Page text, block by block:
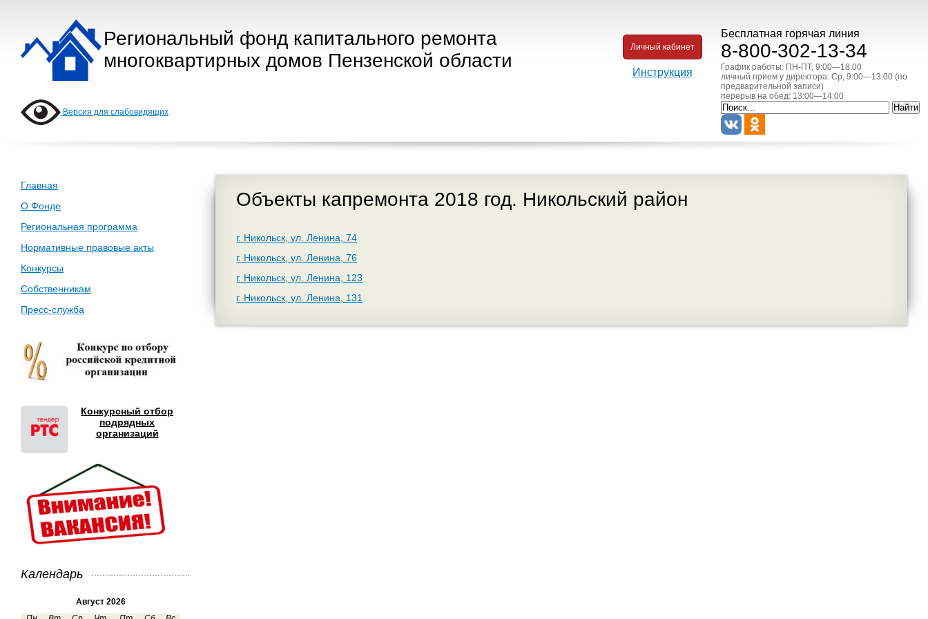
Региональный фонд капитального ремонта
многоквартирных домов Пензенской области
Бесплатная горячая линия
8-800-302-13-34
График работы: ПН-ПТ, 9:00—18:00
личный прием у директора: Ср, 9:00—13:00 (по
предварительной записи)
перерыв на обед: 13:00—14:00
Личный кабинет
Инструкция
Версия для слабовидящих
Главная
О Фонде
Региональная программа
Нормативные правовые акты
Конкурсы
Собственникам
Пресс-служба
Конкурсный отбор
подрядных
организаций
Календарь
Август 2026
Объекты капремонта 2018 год. Никольский район
г. Никольск, ул. Ленина, 74
г. Никольск, ул. Ленина, 76
г. Никольск, ул. Ленина, 123
г. Никольск, ул. Ленина, 131